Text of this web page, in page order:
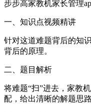
步步高家教机家长管理
一、知识点视频精讲
针对这道难题背后的知
背后的原理。
二、题目解析
将难题“扫”进去，家教
配，给出清晰的解题思